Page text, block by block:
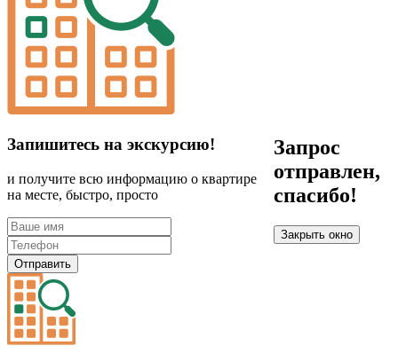
Запишитесь на экскурсию!
и получите всю информацию о квартире
на месте, быстро, просто
Отправить
Запрос
отправлен,
спасибо!
Закрыть окно